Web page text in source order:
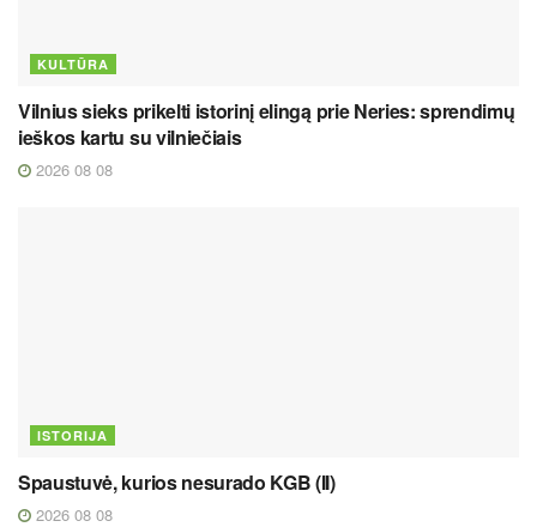
KULTŪRA
Vilnius sieks prikelti istorinį elingą prie Neries: sprendimų
ieškos kartu su vilniečiais
2026 08 08
ISTORIJA
Spaustuvė, kurios nesurado KGB (II)
2026 08 08